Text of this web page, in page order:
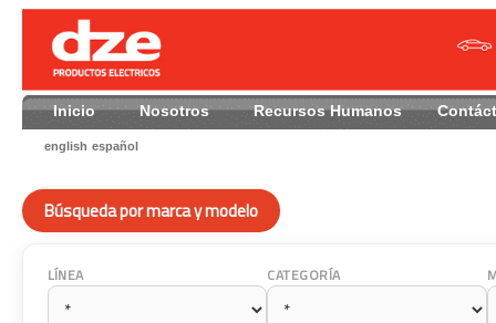
Inicio Nosotros Recursos Humanos
english español
Búsqueda por marca y modelo
LÍNEA CATEGORÍA